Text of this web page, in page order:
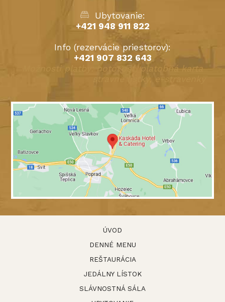
Ubytovanie:
+421 948 911 822
Info (rezervácie priestorov):
+421 907 832 643
Možnosti platby: hotovosť, platobná karta
stravné lístky, e-stravenky
ÚVOD
DENNÉ MENU
REŠTAURÁCIA
JEDÁLNY LÍSTOK
SLÁVNOSTNÁ SÁLA